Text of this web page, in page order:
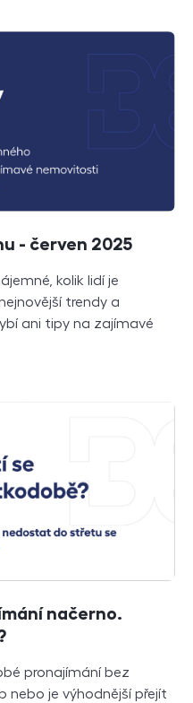
- červen 2025
kolik lidí je
trendy a
ani tipy na zajímavé
načerno.
pronajímání bez
nebo je výhodnější přejít